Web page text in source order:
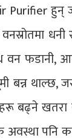
Purifier
धनी
फडानी,
थाल्छ,
बढ्ने
अवस्था